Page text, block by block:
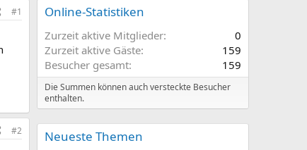
#1
#2
Online-Statistiken
Zurzeit aktive Mitglieder
0
Zurzeit aktive Gäste
159
Besucher gesamt
159
Die Summen können auch versteckte Besucher
enthalten.
Neueste Themen